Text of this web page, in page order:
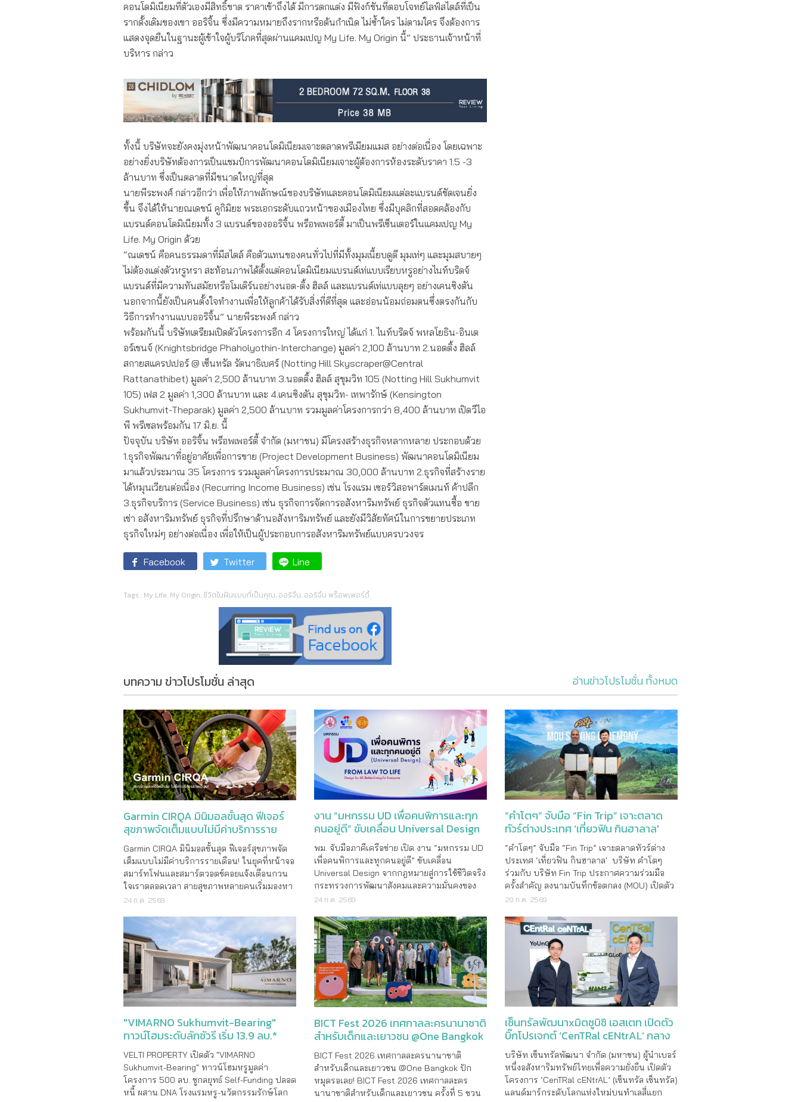
คอนโดมิเนียมที่ตัวเองมีสิทธิ์ขาด ราคาเข้าถึงได้ มีการตกแต่ง มีฟังก์ชันที่ตอบโจทย์ไลฟ์สไตล์ที่เป็น
รากดั้งเดิมของเขา ออริจิ้น ซึ่งมีความหมายถึงรากหรือต้นกำเนิด ไม่ซ้ำใคร ไม่ตามใคร จึงต้องการ
แสดงจุดยืนในฐานะผู้เข้าใจผู้บริโภคที่สุดผ่านแคมเปญ My Life. My Origin นี้” ประธานเจ้าหน้าที่
บริหาร กล่าว
ทั้งนี้ บริษัทจะยังคงมุ่งหน้าพัฒนาคอนโดมิเนียมเจาะตลาดพรีเมียมแมส อย่างต่อเนื่อง โดยเฉพาะ
อย่างยิ่งบริษัทต้องการเป็นแชมป์การพัฒนาคอนโดมิเนียมเจาะผู้ต้องการห้องระดับราคา 1.5 -3
ล้านบาท ซึ่งเป็นตลาดที่มีขนาดใหญ่ที่สุด
นายพีระพงศ์ กล่าวอีกว่า เพื่อให้ภาพลักษณ์ของบริษัทและคอนโดมิเนียมแต่ละแบรนด์ชัดเจนยิ่ง
ขึ้น จึงได้ให้นายณเดชน์ คูกิมิยะ พระเอกระดับแถวหน้าของเมืองไทย ซึ่งมีบุคลิกที่สอดคล้องกับ
แบรนด์คอนโดมิเนียมทั้ง 3 แบรนด์ของออริจิ้น พร็อพเพอร์ตี้ มาเป็นพรีเซ็นเตอร์ในแคมเปญ My
Life. My Origin ด้วย
“ณเดชน์ คือคนธรรมดาที่มีสไตล์ คือตัวแทนของคนทั่วไปที่มีทั้งมุมเนี้ยบดูดี มุมเท่ๆ และมุมสบายๆ
ไม่ต้องแต่งตัวหรูหรา สะท้อนภาพได้ตั้งแต่คอนโดมิเนียมแบรนด์เท่แบบเรียบหรูอย่างไนท์บริดจ์
แบรนด์ที่มีความทันสมัยหรือโมเดิร์นอย่างนอต-ติ้ง ฮิลล์ และแบรนด์เท่แบบลุยๆ อย่างเคนซิงตัน
นอกจากนี้ยังเป็นคนตั้งใจทำงานเพื่อให้ลูกค้าได้รับสิ่งที่ดีที่สุด และอ่อนน้อมถ่อมตนซึ่งตรงกันกับ
วิธีการทำงานแบบออริจิ้น” นายพีระพงศ์ กล่าว
พร้อมกันนี้ บริษัทเตรียมเปิดตัวโครงการอีก 4 โครงการใหญ่ ได้แก่ 1. ไนท์บริดจ์ พหลโยธิน-อินเต
อร์เชนจ์ (Knightsbridge Phaholyothin-Interchange) มูลค่า 2,100 ล้านบาท 2.นอตติ้ง ฮิลล์
สกายสแครปเปอร์ @ เซ็นทรัล รัตนาธิเบศร์ (Notting Hill Skyscraper@Central
Rattanathibet) มูลค่า 2,500 ล้านบาท 3.นอตติ้ง ฮิลล์ สุขุมวิท 105 (Notting Hill Sukhumvit
105) เฟส 2 มูลค่า 1,300 ล้านบาท และ 4.เคนซิงตัน สุขุมวิท- เทพารักษ์ (Kensington
Sukhumvit-Theparak) มูลค่า 2,500 ล้านบาท รวมมูลค่าโครงการกว่า 8,400 ล้านบาท เปิดวีไอ
พี พรีเซลพร้อมกัน 17 มิ.ย. นี้
ปัจจุบัน บริษัท ออริจิ้น พร็อพเพอร์ตี้ จำกัด (มหาชน) มีโครงสร้างธุรกิจหลากหลาย ประกอบด้วย
1.ธุรกิจพัฒนาที่อยู่อาศัยเพื่อการขาย (Project Development Business) พัฒนาคอนโดมิเนียม
มาแล้วประมาณ 35 โครงการ รวมมูลค่าโครงการประมาณ 30,000 ล้านบาท 2.ธุรกิจที่สร้างราย
ได้หมุนเวียนต่อเนื่อง (Recurring Income Business) เช่น โรงแรม เซอร์วิสอพาร์ตเมนท์ ค้าปลีก
3.ธุรกิจบริการ (Service Business) เช่น ธุรกิจการจัดการอสังหาริมทรัพย์ ธุรกิจตัวแทนซื้อ ขาย
เช่า อสังหาริมทรัพย์ ธุรกิจที่ปรึกษาด้านอสังหาริมทรัพย์ และยังมีวิสัยทัศน์ในการขยายประเภท
ธุรกิจใหม่ๆ อย่างต่อเนื่อง เพื่อให้เป็นผู้ประกอบการอสังหาริมทรัพย์แบบครบวงจร
Facebook Twitter Line
Tags : My Life. My Origin, ชีวิตในฝันแบบที่เป็นคุณ, ออริจิ้น, ออริจิ้น พร็อพเพอร์ตี้
บทความ ข่าวโปรโมชั่น ล่าสุด อ่านข่าวโปรโมชั่น ทั้งหมด
Garmin CIRQA มินิมอลขั้นสุด ฟีเจอร์
สุขภาพจัดเต็มแบบไม่มีค่าบริการราย
เดือน!
Garmin CIRQA มินิมอลขั้นสุด ฟีเจอร์สุขภาพจัด
เต็มแบบไม่มีค่าบริการรายเดือน! ในยุคที่หน้าจอ
สมาร์ทโฟนและสมาร์ตวอตช์คอยแจ้งเตือนกวน
ใจเราตลอดเวลา สายสุขภาพหลายคนเริ่มมองหา
ทางเลือกใหม่ที่จะช่วยให้เรา “โฟกัสกับการใช้
24 ก.ค. 2569
งาน “มหกรรม UD เพื่อคนพิการและทุก
คนอยู่ดี” ขับเคลื่อน Universal Design
จากกฎหมายสู่การใช้ชีวิตจริง
พม. จับมือภาคีเครือข่าย เปิด งาน “มหกรรม UD
เพื่อคนพิการและทุกคนอยู่ดี” ขับเคลื่อน
Universal Design จากกฎหมายสู่การใช้ชีวิตจริง
กระทรวงการพัฒนาสังคมและความมั่นคงของ
มนุษย์ (พม.) โดยกรมส่งเสริมและพัฒนาคุณภาพ
มหาวิทยาลัยธรรมศาสตร์ ภายใต�
24 ก.ค. 2569
“คำโตๆ” จับมือ “Fin Trip” เจาะตลาด
ทัวร์ต่างประเทศ ‘เที่ยวฟิน กินฮาลาล'
“คำโตๆ” จับมือ “Fin Trip” เจาะตลาดทัวร์ต่าง
ประเทศ ‘เที่ยวฟิน กินฮาลาล' บริษัท คำโตๆ
ร่วมกับ บริษัท Fin Trip ประกาศความร่วมมือ
ครั้งสำคัญ ลงนามบันทึกข้อตกลง (MOU) เปิดตัว
ธุรกิจท่องเที่ยวฮาลาลเต็มรูปแบบ ภายใต้แบรนด์
ทางภายใต้แนวคิด “Filling Fin Halal Trip” ต�
20 ก.ค. 2569
"VIMARNO Sukhumvit-Bearing"
ทาวน์โฮมระดับลักชัวรี เริ่ม 13.9 ลบ.*
VELTI PROPERTY เปิดตัว "VIMARNO
Sukhumvit-Bearing" ทาวน์โฮมหรูมูลค่า
โครงการ 500 ลบ. ชูกลยุทธ์ Self-Funding ปลอด
หนี้ ผสาน DNA โรงแรมหรู-นวัตกรรมรักษ์โลก
BICT Fest 2026 เทศกาลละครนานาชาติ
สำหรับเด็กและเยาวชน @One Bangkok
BICT Fest 2026 เทศกาลละครนานาชาติ
สำหรับเด็กและเยาวชน @One Bangkok ปัก
หมุดรอเลย! BICT Fest 2026 เทศกาลละคร
นานาชาติสำหรับเด็กและเยาวชน ครั้งที่ 5 ชวน
เซ็นทรัลพัฒนาxมิตซูบิชิ เอสเตท เปิดตัว
บิ๊กโปรเจกต์ ‘CenTRal cENtrAL’ กลาง
สยาม
บริษัท เซ็นทรัลพัฒนา จำกัด (มหาชน) ผู้นำเบอร์
หนึ่งอสังหาริมทรัพย์ไทยเพื่อความยั่งยืน เปิดตัว
โครงการ ‘CenTRal cENtrAL’ (เซ็นทรัล เซ็นทรัล)
แลนด์มาร์กระดับโลกแห่งใหม่บนทำเลสี่แยก